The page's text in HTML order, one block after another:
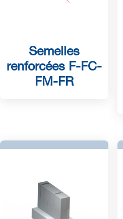
Semelles
renforcées F-FC-
FM-FR